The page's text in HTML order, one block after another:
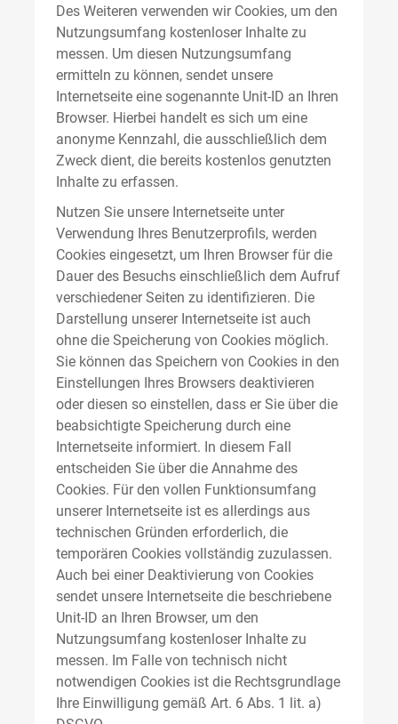
Des Weiteren verwenden wir Cookies, um den
Nutzungsumfang kostenloser Inhalte zu
messen. Um diesen Nutzungsumfang
ermitteln zu können, sendet unsere
Internetseite eine sogenannte Unit-ID an Ihren
Browser. Hierbei handelt es sich um eine
anonyme Kennzahl, die ausschließlich dem
Zweck dient, die bereits kostenlos genutzten
Inhalte zu erfassen.
Nutzen Sie unsere Internetseite unter
Verwendung Ihres Benutzerprofils, werden
Cookies eingesetzt, um Ihren Browser für die
Dauer des Besuchs einschließlich dem Aufruf
verschiedener Seiten zu identifizieren. Die
Darstellung unserer Internetseite ist auch
ohne die Speicherung von Cookies möglich.
Sie können das Speichern von Cookies in den
Einstellungen Ihres Browsers deaktivieren
oder diesen so einstellen, dass er Sie über die
beabsichtigte Speicherung durch eine
Internetseite informiert. In diesem Fall
entscheiden Sie über die Annahme des
Cookies. Für den vollen Funktionsumfang
unserer Internetseite ist es allerdings aus
technischen Gründen erforderlich, die
temporären Cookies vollständig zuzulassen.
Auch bei einer Deaktivierung von Cookies
sendet unsere Internetseite die beschriebene
Unit-ID an Ihren Browser, um den
Nutzungsumfang kostenloser Inhalte zu
messen. Im Falle von technisch nicht
notwendigen Cookies ist die Rechtsgrundlage
Ihre Einwilligung gemäß Art. 6 Abs. 1 lit. a)